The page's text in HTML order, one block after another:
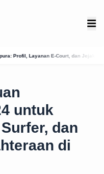
Sejarah Peradilan di Karangasem
untuk
dan
di